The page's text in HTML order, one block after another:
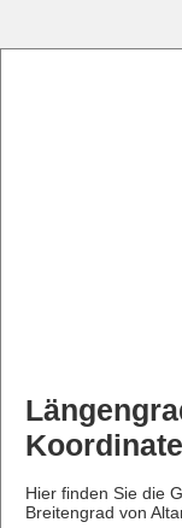
Hier finden Sie die
Breitengrad von